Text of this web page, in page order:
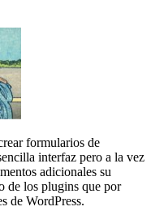
formularios de
interfaz pero a la vez
adicionales su
de los plugins que por
de WordPress.